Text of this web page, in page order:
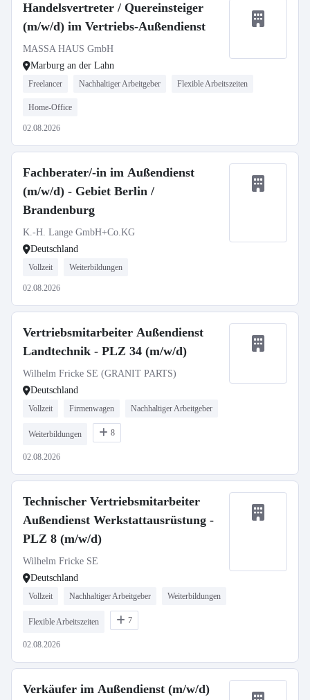
Handelsvertreter / Quereinsteiger
(m/w/d) im Vertriebs-Außendienst
MASSA HAUS GmbH
Marburg an der Lahn
Freelancer Nachhaltiger Arbeitgeber Flexible Arbeitszeiten
Home-Office
02.08.2026
Fachberater/-in im Außendienst
(m/w/d) - Gebiet Berlin /
Brandenburg
K.-H. Lange GmbH+Co.KG
Deutschland
Vollzeit Weiterbildungen
02.08.2026
Vertriebsmitarbeiter Außendienst
Landtechnik - PLZ 34 (m/w/d)
Wilhelm Fricke SE (GRANIT PARTS)
Deutschland
Vollzeit Firmenwagen Nachhaltiger Arbeitgeber
Weiterbildungen 8
02.08.2026
Technischer Vertriebsmitarbeiter
Außendienst Werkstattausrüstung -
PLZ 8 (m/w/d)
Wilhelm Fricke SE
Deutschland
Vollzeit Nachhaltiger Arbeitgeber Weiterbildungen
Flexible Arbeitszeiten 7
02.08.2026
Verkäufer im Außendienst (m/w/d)